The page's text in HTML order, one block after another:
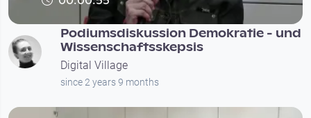
Podiumsdiskussion Demokratie - und
Wissenschaftsskepsis
Digital Village
since 2 years 9 months